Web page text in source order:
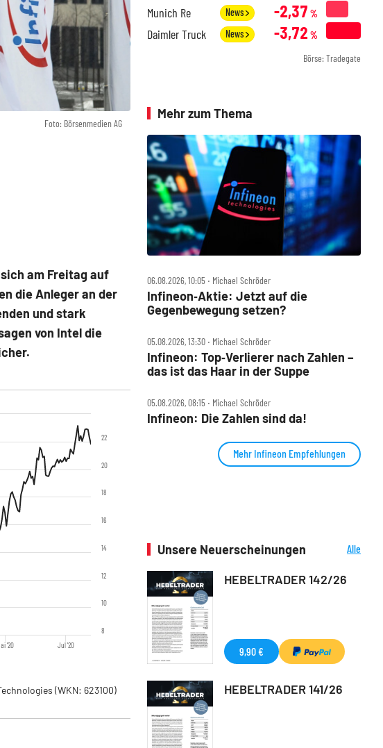
Foto: Börsenmedien AG
am Freitag auf
die Anleger an der
und stark
von Intel die
'20 Jul '20
8
10
12
14
16
18
20
22
(WKN: 623100)
Munich Re News -2,37 %
Daimler Truck News -3,72 %
Börse: Tradegate
Mehr zum Thema
06.08.2026, 10:05 ‧ Michael Schröder
Infineon‑Aktie: Jetzt auf die
Gegenbewegung setzen?
05.08.2026, 13:30 ‧ Michael Schröder
Infineon: Top‑Verlierer nach Zahlen –
das ist das Haar in der Suppe
05.08.2026, 08:15 ‧ Michael Schröder
Infineon: Die Zahlen sind da!
Mehr Infineon Empfehlungen
Unsere Neuerscheinungen
Alle
HEBELTRADER 142/26
9,90 €
HEBELTRADER 141/26